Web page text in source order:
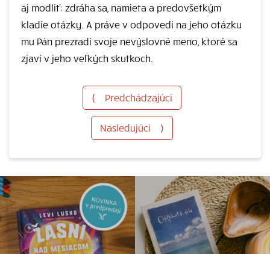
aj modliť: zdráha sa, namieta a predovšetkým
kladie otázky. A práve v odpovedi na jeho otázku
mu Pán prezradí svoje nevýslovné meno, ktoré sa
zjaví v jeho veľkých skutkoch.
⟨ Predchádzajúci
Nasledujúci ⟩